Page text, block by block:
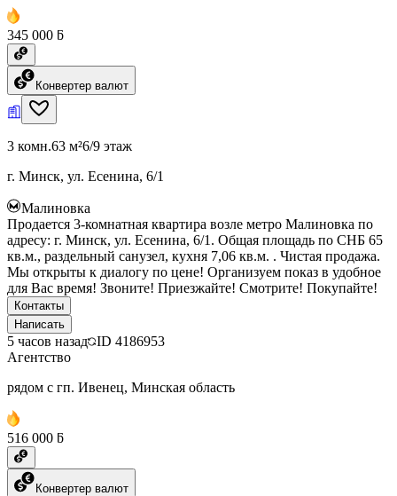
345 000 ƃ
Конвертер валют
3 комн.63 м²6/9 этаж
г. Минск, ул. Есенина, 6/1
Малиновка
Продается 3-комнатная квартира возле метро Малиновка по
адресу: г. Минск, ул. Есенина, 6/1. Общая площадь по СНБ 65
кв.м., раздельный санузел, кухня 7,06 кв.м. . Чистая продажа.
Мы открыты к диалогу по цене! Организуем показ в удобное
для Вас время! Звоните! Приезжайте! Смотрите! Покупайте!
Контакты
Написать
5 часов назад ID 4186953
Агентство
рядом с гп. Ивенец, Минская область
516 000 ƃ
Конвертер валют